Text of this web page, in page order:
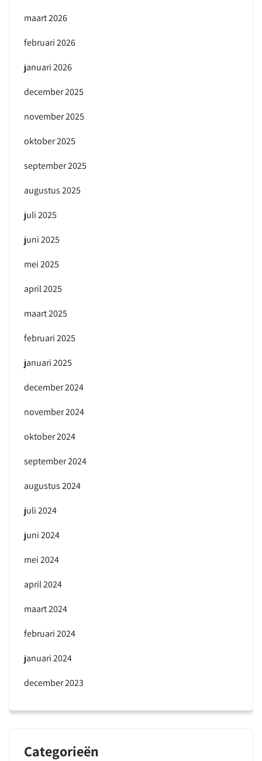
maart 2026
februari 2026
januari 2026
december 2025
november 2025
oktober 2025
september 2025
augustus 2025
juli 2025
juni 2025
mei 2025
april 2025
maart 2025
februari 2025
januari 2025
december 2024
november 2024
oktober 2024
september 2024
augustus 2024
juli 2024
juni 2024
mei 2024
april 2024
maart 2024
februari 2024
januari 2024
december 2023
Categorieën